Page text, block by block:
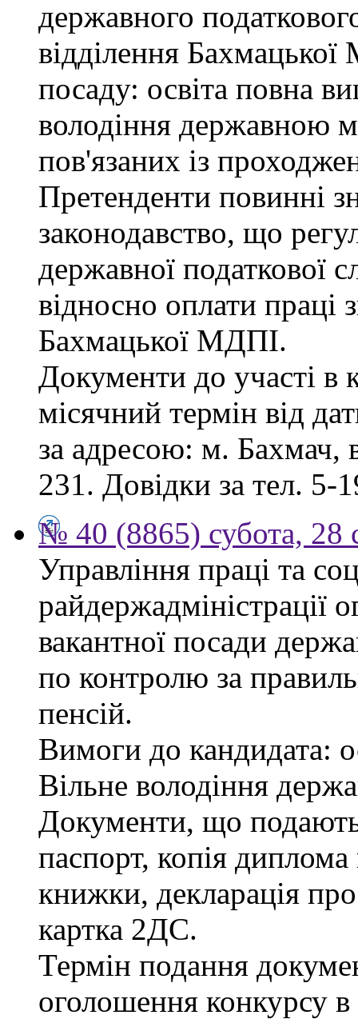
державного
відділення
посаду: освіта повна
володіння державною
пов'язаних із
Претенденти повинні
законодавство, що
державної податкової
відносно оплати праці
Бахмацької МДПІ.
Документи до участі в
місячний термін від
за адресою: м. Бахмач,
231. Довідки за тел. 5-
№ 40 (8865) субота, 28
Управління праці та
райдержадміністрації
вакантної посади
по контролю за
пенсій.
Вимоги до кандидата:
Вільне володіння
Документи, що
паспорт, копія диплома
книжки, декларація
картка 2ДС.
Термін подання
оголошення конкурсу в